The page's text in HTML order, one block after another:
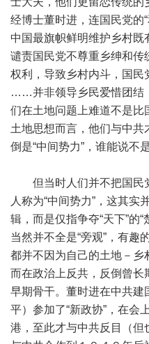
经博士董时进，连国民党的
中国最旗帜鲜明维护乡村既
谴责国民党不尊重乡绅和传
权利，导致乡村内斗，国民
……并非领导乡民爱惜团结
们在土地问题上难道不是
土地思想而言，他们与中共
倒是“中间势力”，谁能说不
但当时人们并不把国民
人称为“中间势力”，这其实
辑，而是仅指争夺“天下”
当然并不全是“旁观”，有趣
都并不因为自己的土地－乡
而在政治上反共，反倒曾长
早期骨干。董时进在中共
平）参加了“新政协”，在会
港，至此才与中共反目（但